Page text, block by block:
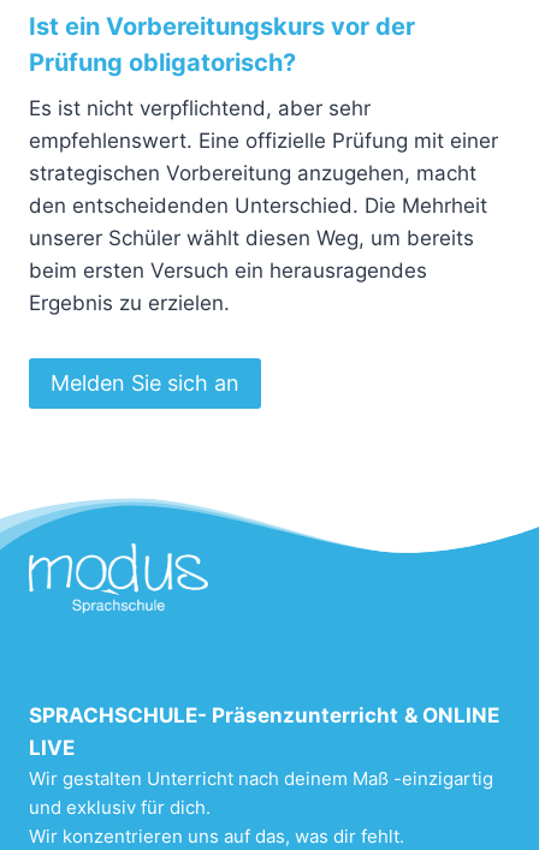
Ist ein Vorbereitungskurs vor der
Prüfung obligatorisch?
Es ist nicht verpflichtend, aber sehr
empfehlenswert. Eine offizielle Prüfung mit einer
strategischen Vorbereitung anzugehen, macht
den entscheidenden Unterschied. Die Mehrheit
unserer Schüler wählt diesen Weg, um bereits
beim ersten Versuch ein herausragendes
Ergebnis zu erzielen.
Melden Sie sich an
SPRACHSCHULE- Präsenzunterricht & ONLINE
LIVE
Wir gestalten Unterricht nach deinem Maß -einzigartig
und exklusiv für dich.
Wir konzentrieren uns auf das, was dir fehlt.